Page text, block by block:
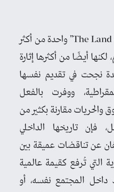
تبقى عبارة "The Land of the Free" واحدة من أكثر
أيضًا من أكثرها إثارة
نجحت في تقديم نفسها
ووفرت بالفعل
مقارنة بكثير من
فإن تاريخها الداخلي
عن تناقضات عميقة بين
التي تُرفع كقيمة عالمية
داخل المجتمع نفسه، أو